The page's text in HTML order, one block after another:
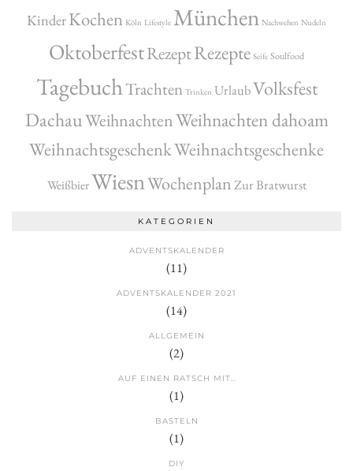
KinderKochen Köln Lifestyle München Nachwehen Nudeln
OktoberfestRezeptRezepte Seife Soulfood
TagebuchTrachten Trinken UrlaubVolksfest
DachauWeihnachtenWeihnachten dahoam
WeihnachtsgeschenkWeihnachtsgeschenke
WeißbierWiesnWochenplanZur Bratwurst
KATEGORIEN
ADVENTSKALENDER
(11)
ADVENTSKALENDER 2021
(14)
ALLGEMEIN
(2)
AUF EINEN RATSCH MIT..
(1)
BASTELN
(1)
DIY